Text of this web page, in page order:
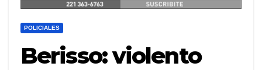
POLICIALES
Berisso: violento